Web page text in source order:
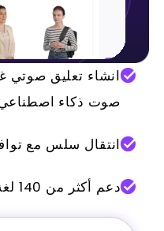
صوت ذكاء
انتقال سلس مع
دعم أكثر من 140 لغة للوصول إلى جمهور أوسع